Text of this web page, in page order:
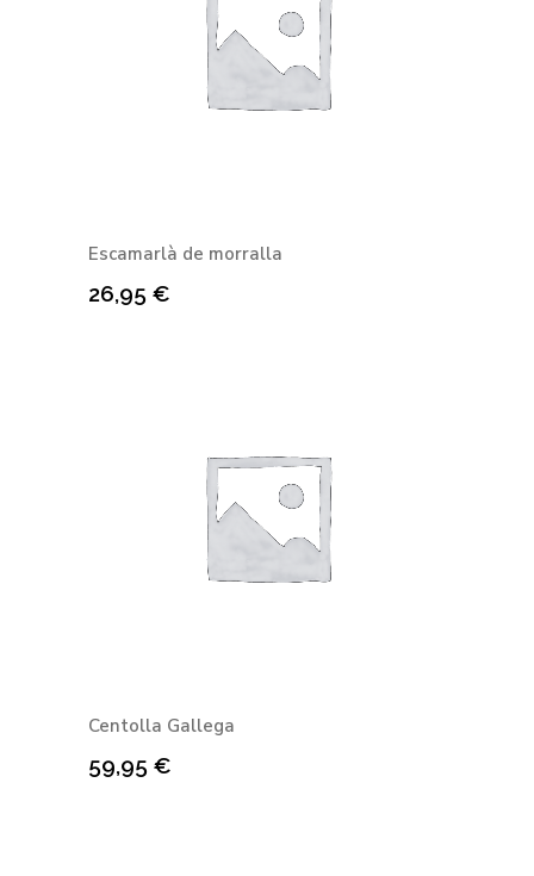
Escamarlà de morralla
26,95 €
Centolla Gallega
59,95 €